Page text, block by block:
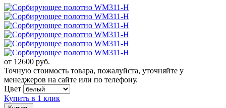
от 12600 руб.
Точную стоимость товара, пожалуйста, уточняйте у
менеджеров на сайте или по телефону.
Цвет
Купить в 1 клик